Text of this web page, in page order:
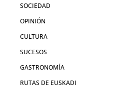
SOCIEDAD
OPINIÓN
CULTURA
SUCESOS
GASTRONOMÍA
RUTAS DE EUSKADI